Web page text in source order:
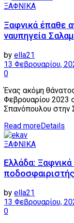
ΞΑΦΝΙΚΑ
Ξαφνικά έπαθε
ναυπηγεία
by ella21
13 Φεβρουαρίου,
0
Ένας ακόμη
Φεβρουαρίου 2023
Σπανόπουλου στην
Read moreDetails
ΞΑΦΝΙΚΑ
Ελλάδα:
ποδοσφαιριστής
by ella21
13 Φεβρουαρίου,
0